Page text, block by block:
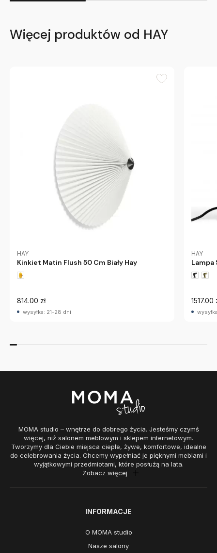
Więcej produktów od HAY
HAY
Kinkiet Matin Flush 50 Cm Biały Hay
814.00 zł
wysyłka: 21-28 dni
HAY
Lampa
1517.00
MOMA studio – wnętrze do dobrego życia. Jesteśmy czymś
więcej, niż salonem meblowym i sklepem internetowym.
Tworzymy dla Ciebie miejsca ciepłe, żywe, komfortowe, idealne
do celebrowania życia. Chcemy wypełniać je pięknymi meblami i
wyjątkowymi przedmiotami, które posłużą na lata.
Zobacz więcej
INFORMACJE
O MOMA studio
Nasze salony